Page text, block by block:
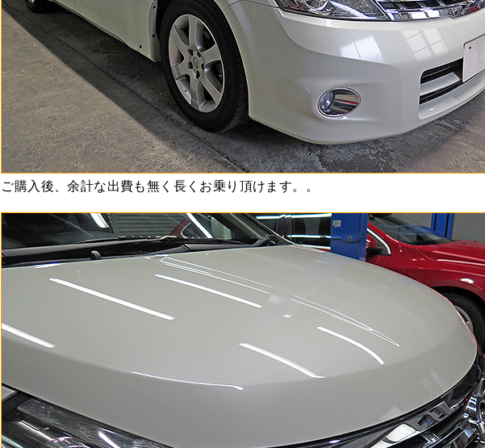
ご購入後、余計な出費も無く長くお乗り頂けます。。